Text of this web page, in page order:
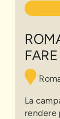
FARE
La
rendere
–
per
Fare